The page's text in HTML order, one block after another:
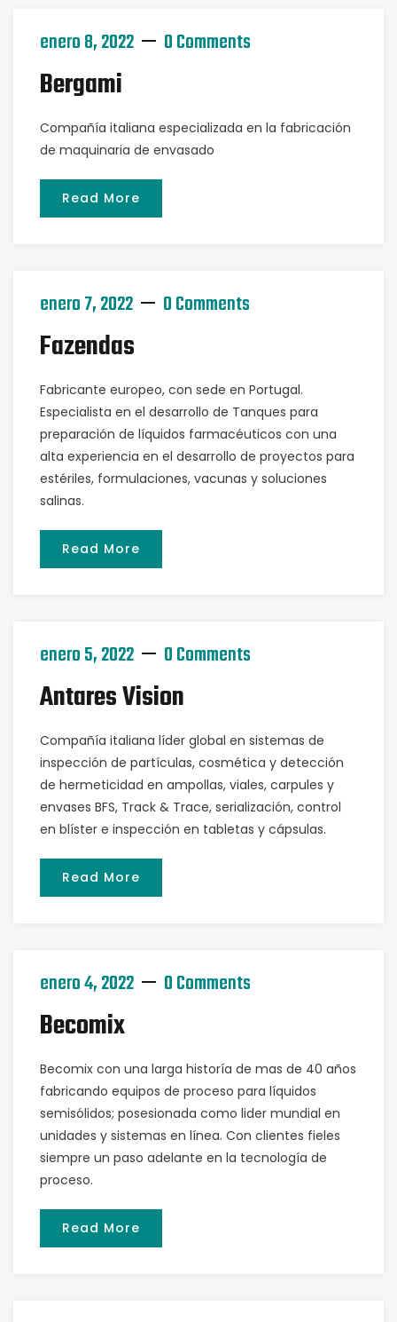
enero 8, 2022 0 Comments
Bergami
Compañía italiana especializada en la fabricación
de maquinaria de envasado
Read More
enero 7, 2022 0 Comments
Fazendas
Fabricante europeo, con sede en Portugal.
Especialista en el desarrollo de Tanques para
preparación de líquidos farmacéuticos con una
alta experiencia en el desarrollo de proyectos para
estériles, formulaciones, vacunas y soluciones
salinas.
Read More
enero 5, 2022 0 Comments
Antares Vision
Compañía italiana líder global en sistemas de
inspección de partículas, cosmética y detección
de hermeticidad en ampollas, viales, carpules y
envases BFS, Track & Trace, serialización, control
en blíster e inspección en tabletas y cápsulas.
Read More
enero 4, 2022 0 Comments
Becomix
Becomix con una larga historía de mas de 40 años
fabricando equipos de proceso para líquidos
semisólidos; posesionada como lider mundial en
unidades y sistemas en línea. Con clientes fieles
siempre un paso adelante en la tecnología de
proceso.
Read More